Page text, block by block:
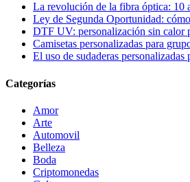
La revolución de la fibra óptica: 10
Ley de Segunda Oportunidad:
DTF UV: personalización sin calor
Camisetas personalizadas para
El uso de sudaderas
Categorías
Amor
Arte
Automovil
Belleza
Boda
Criptomonedas